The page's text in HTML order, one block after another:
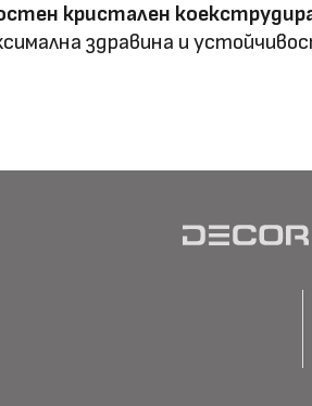
HD Принтирани
\\
кристален
здравина и